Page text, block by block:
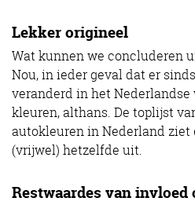
Lekker origineel
Wat kunnen we concluderen
Nou, in ieder geval dat er
veranderd in het
kleuren, althans. De toplijst
autokleuren in Nederland
(vrijwel) hetzelfde uit.
Restwaardes van